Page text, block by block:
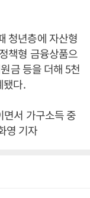
청년층에 자산형
책형 금융상품으
금 등을 더해 5천
됐다.
면서 가구소득 중
영 기자